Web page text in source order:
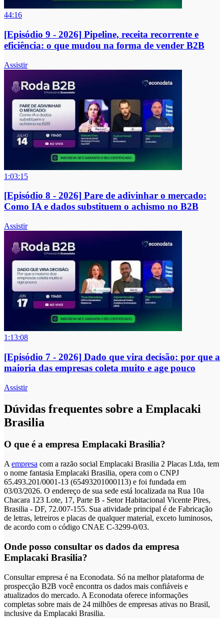
44:16
[Episódio 9 - 2026] Pipeline, receita recorrente e
eficiência: o que mudou na forma de vender B2B
Assistir
1:03:15
[Episódio 8 - 2026] Pare de adivinhar o mercado:
Como IA e dados substituem o achismo no B2B
Assistir
1:13:08
[Episódio 7 - 2026] Dado que vira decisão: por que a
maioria das empresas coleta muito e age pouco
Assistir
Dúvidas frequentes sobre a Emplacaki
Brasilia
O que é a empresa Emplacaki Brasilia?
A empresa com a razão social Emplacaki Brasilia 2 Placas Ltda, tem
o nome fantasia Emplacaki Brasilia, opera com o CNPJ
65.493.201/0001-13 (65493201000113) e foi fundada em
03/03/2026. O endereço de sua sede está localizada na Rua 10a
Chacara 123 Lote, 17, Parte B - Setor Habitacional Vicente Pires,
Brasilia - DF, 72.007-155. Sua atividade principal é de Fabricação
de letras, letreiros e placas de qualquer material, exceto luminosos,
de acordo com o código CNAE C-3299-0/03.
Onde posso consultar os dados da empresa
Emplacaki Brasilia?
Consultar empresa é na Econodata. Só na melhor plataforma de
prospecção B2B você encontra os dados mais confiáveis e
atualizados do mercado. A Econodata oferece informações
completas sobre mais de 24 milhões de empresas ativas no Brasil,
inclusive da Emplacaki Brasilia.